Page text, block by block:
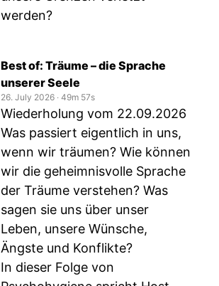
werden?
Best of: Träume – die Sprache
unserer Seele
26. July 2026 ‧ 49m 57s
Wiederholung vom 22.09.2026
Was passiert eigentlich in uns,
wenn wir träumen? Wie können
wir die geheimnisvolle Sprache
der Träume verstehen? Was
sagen sie uns über unser
Leben, unsere Wünsche,
Ängste und Konflikte?
In dieser Folge von